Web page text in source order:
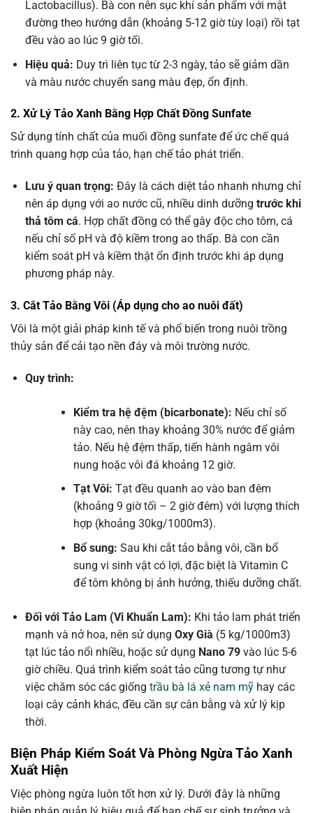
Lactobacillus). Bà con nên sục khí sản phẩm với mật
đường theo hướng dẫn (khoảng 5-12 giờ tùy loại) rồi tạt
đều vào ao lúc 9 giờ tối.
Hiệu quả: Duy trì liên tục từ 2-3 ngày, tảo sẽ giảm dần
và màu nước chuyển sang màu đẹp, ổn định.
2. Xử Lý Tảo Xanh Bằng Hợp Chất Đồng Sunfate
Sử dụng tính chất của muối đồng sunfate để ức chế quá
trình quang hợp của tảo, hạn chế tảo phát triển.
Lưu ý quan trọng: Đây là cách diệt tảo nhanh nhưng chỉ
nên áp dụng với ao nước cũ, nhiều dinh dưỡng trước khi
thả tôm cá. Hợp chất đồng có thể gây độc cho tôm, cá
nếu chỉ số pH và độ kiềm trong ao thấp. Bà con cần
kiểm soát pH và kiềm thật ổn định trước khi áp dụng
phương pháp này.
3. Cắt Tảo Bằng Vôi (Áp dụng cho ao nuôi đất)
Vôi là một giải pháp kinh tế và phổ biến trong nuôi trồng
thủy sản để cải tạo nền đáy và môi trường nước.
Quy trình:
Kiểm tra hệ đệm (bicarbonate): Nếu chỉ số
này cao, nên thay khoảng 30% nước để giảm
tảo. Nếu hệ đệm thấp, tiến hành ngâm vôi
nung hoặc vôi đá khoảng 12 giờ.
Tạt Vôi: Tạt đều quanh ao vào ban đêm
(khoảng 9 giờ tối – 2 giờ đêm) với lượng thích
hợp (khoảng 30kg/1000m3).
Bổ sung: Sau khi cắt tảo bằng vôi, cần bổ
sung vi sinh vật có lợi, đặc biệt là Vitamin C
để tôm không bị ảnh hưởng, thiếu dưỡng chất.
Đối với Tảo Lam (Vi Khuẩn Lam): Khi tảo lam phát triển
mạnh và nở hoa, nên sử dụng Oxy Già (5 kg/1000m3)
tạt lúc tảo nổi nhiều, hoặc sử dụng Nano 79vào lúc 5-6
giờ chiều. Quá trình kiểm soát tảo cũng tương tự như
việc chăm sóc các giống trầu bà lá xẻ nam mỹhay các
loại cây cảnh khác, đều cần sự cân bằng và xử lý kịp
thời.
Biện Pháp Kiểm Soát Và Phòng Ngừa Tảo Xanh
Xuất Hiện
Việc phòng ngừa luôn tốt hơn xử lý. Dưới đây là những